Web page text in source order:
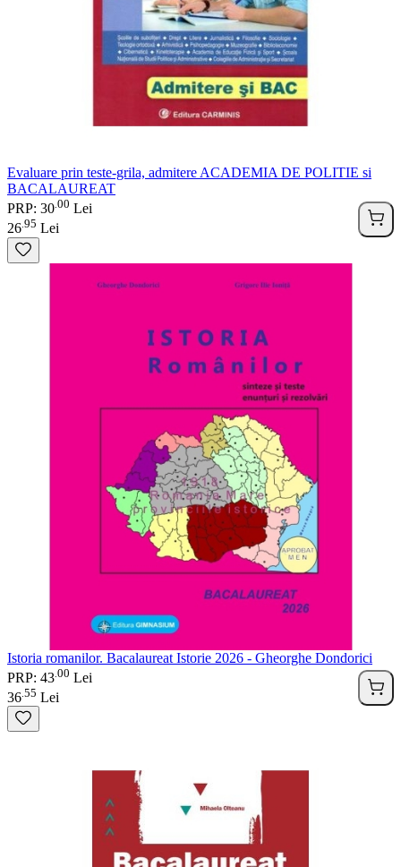
Evaluare prin teste-grila, admitere ACADEMIA DE POLITIE si
BACALAUREAT
PRP: 30 00 Lei
26 95 Lei
Istoria romanilor. Bacalaureat Istorie 2026 - Gheorghe Dondorici
PRP: 43 00 Lei
36 55 Lei